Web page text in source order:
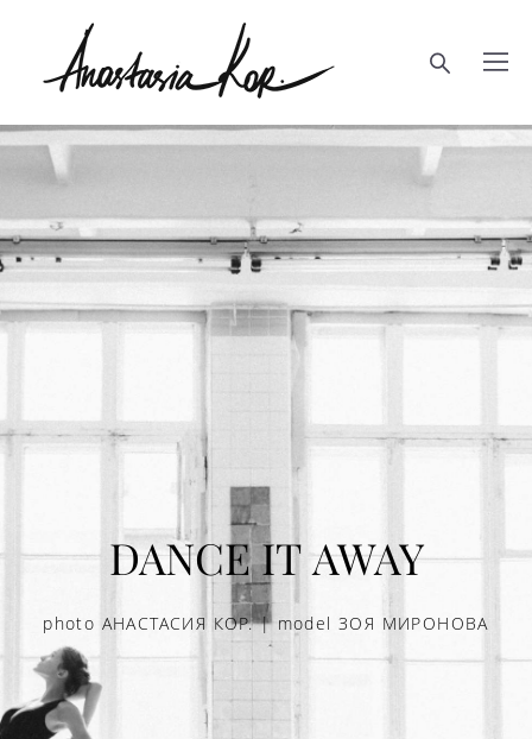
DANCE IT AWAY
photo АНАСТАСИЯ КОР. | model ЗОЯ МИРОНОВА